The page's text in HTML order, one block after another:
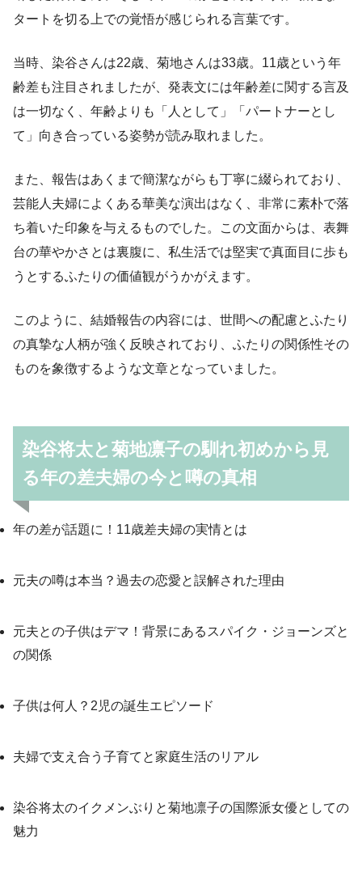
タートを切る上での覚悟が感じられる言葉です。
当時、染谷さんは22歳、菊地さんは33歳。11歳という年
齢差も注目されましたが、発表文には年齢差に関する言及
は一切なく、年齢よりも「人として」「パートナーとし
て」向き合っている姿勢が読み取れました。
また、報告はあくまで簡潔ながらも丁寧に綴られており、
芸能人夫婦によくある華美な演出はなく、非常に素朴で落
ち着いた印象を与えるものでした。この文面からは、表舞
台の華やかさとは裏腹に、私生活では堅実で真面目に歩も
うとするふたりの価値観がうかがえます。
このように、結婚報告の内容には、世間への配慮とふたり
の真摯な人柄が強く反映されており、ふたりの関係性その
ものを象徴するような文章となっていました。
染谷将太と菊地凛子の馴れ初めから見
る年の差夫婦の今と噂の真相
年の差が話題に！11歳差夫婦の実情とは
元夫の噂は本当？過去の恋愛と誤解された理由
元夫との子供はデマ！背景にあるスパイク・ジョーンズと
の関係
子供は何人？2児の誕生エピソード
夫婦で支え合う子育てと家庭生活のリアル
染谷将太のイクメンぶりと菊地凛子の国際派女優としての
魅力